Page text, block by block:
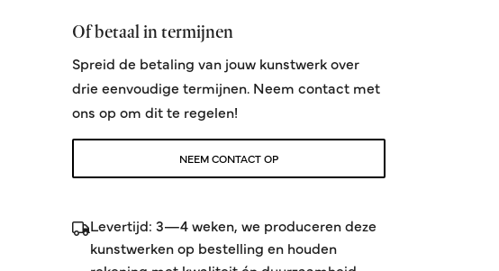
Of betaal in termijnen
Spreid de betaling van jouw kunstwerk over
drie eenvoudige termijnen. Neem contact met
ons op om dit te regelen!
NEEM CONTACT OP
Levertijd: 3—4 weken, we produceren deze
kunstwerken op bestelling en houden